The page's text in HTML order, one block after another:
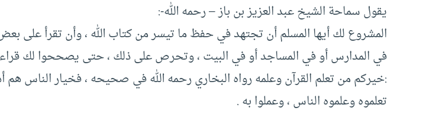
يقول سماحة الشيخ عبد العزيز بن باز – رحمه الله-:
المشروع لك أيها المسلم أن تجتهد في حفظ ما تيسر من كتاب الله ، وأن تقرأ على
في المدارس أو في المساجد أو في البيت ، وتحرص على ذلك ، حتى يصححوا لك
:خيركم من تعلم القرآن وعلمه رواه البخاري رحمه الله في صحيحه ، فخيار الناس هم
تعلموه وعلموه الناس ، وعملوا به .